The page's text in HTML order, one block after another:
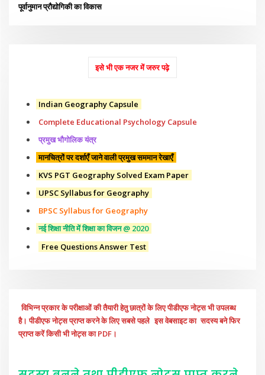
पूर्वानुमान प्रौद्योगिकी का विकास
इसे भी एक नजर में जरुर पढ़े
Indian Geography Capsule
Complete Educational Psychology Capsule
प्रमुख भौगोलिक यंत्र
मानचित्रों पर दर्शाएँ जाने वाली प्रमुख सममान रेखाएँ
KVS PGT Geography Solved Exam Paper
UPSC Syllabus for Geography
BPSC Syllabus for Geography
नई शिक्षा नीति में शिक्षा का विजन @ 2020
Free Questions Answer Test
विभिन्न प्रकार के परीक्षाओं की तैयारी हेतु छात्रों के लिए पीडीएफ नोट्स भी उपलब्ध
है। पीडीएफ नोट्स प्राप्त करने के लिए सबसे पहले इस वेबसाइट का सदस्य बने फिर
प्राप्त करें किसी भी नोट्स का PDF।